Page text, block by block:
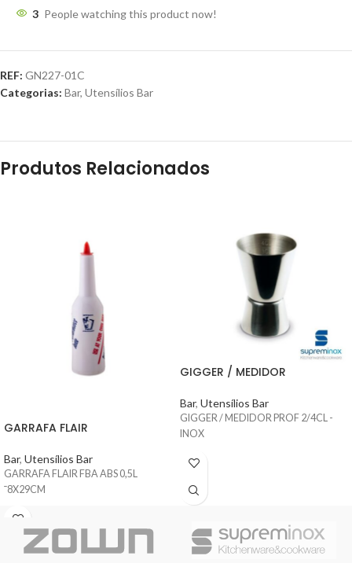
3 People watching this product now!
REF: GN227-01C
Categorias: Bar, Utensílios Bar
Produtos Relacionados
GARRAFA FLAIR
Bar, Utensílios Bar
GARRAFA FLAIR FBA ABS 0,5L
¯8X29CM
GIGGER / MEDIDOR
Bar, Utensílios Bar
GIGGER / MEDIDOR PROF 2/4CL -
INOX